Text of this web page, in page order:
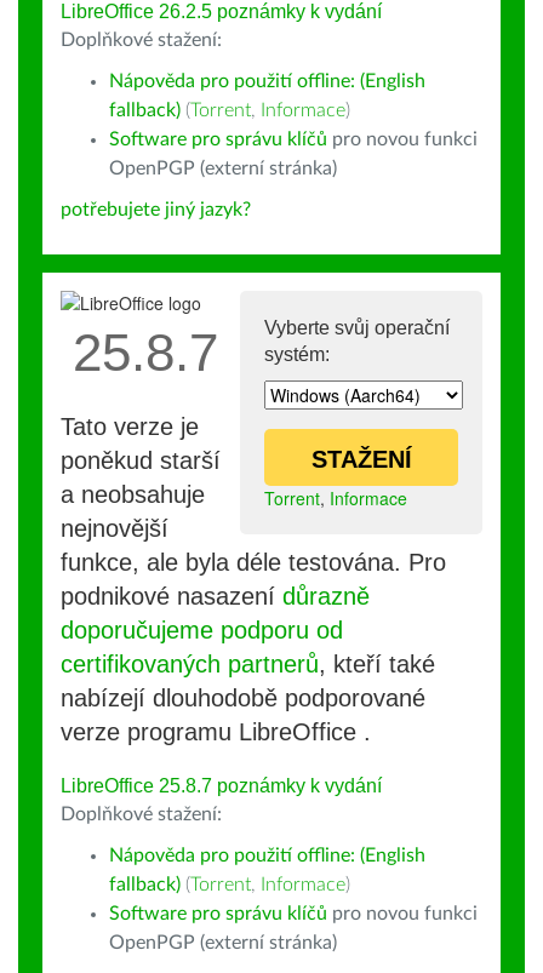
LibreOffice 26.2.5 poznámky k vydání
Doplňkové stažení:
Nápověda pro použití offline: (English
fallback) (Torrent, Informace)
Software pro správu klíčů pro novou funkci
OpenPGP (externí stránka)
potřebujete jiný jazyk?
Vyberte svůj operační
systém:
STAŽENÍ
Torrent, Informace
25.8.7
Tato verze je
poněkud starší
a neobsahuje
nejnovější
funkce, ale byla déle testována. Pro
podnikové nasazení důrazně
doporučujeme podporu od
certifikovaných partnerů, kteří také
nabízejí dlouhodobě podporované
verze programu LibreOffice .
LibreOffice 25.8.7 poznámky k vydání
Doplňkové stažení:
Nápověda pro použití offline: (English
fallback) (Torrent, Informace)
Software pro správu klíčů pro novou funkci
OpenPGP (externí stránka)